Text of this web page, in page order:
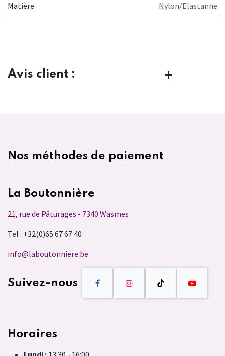
Matière Nylon/Elastanne
Avis client :
Nos méthodes de paiement
La Boutonnière
21, rue de Pâturages - 7340 Wasmes
Tel : +32(0)65 67 67 40
info@laboutonniere.be
Suivez-nous
Horaires